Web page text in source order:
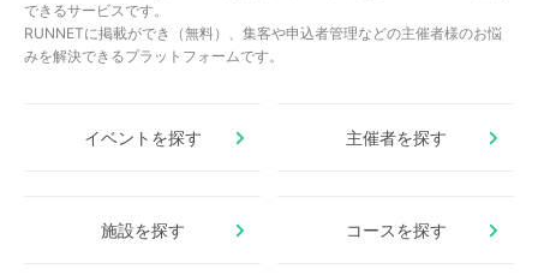
できるサービスです。
RUNNETに掲載ができ（無料）、集客や申込者管理などの主催者様のお悩
みを解決できるプラットフォームです。
イベントを探す 主催者を探す
施設を探す コースを探す